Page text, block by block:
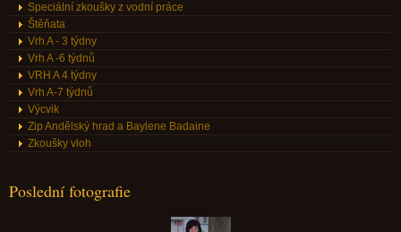
Speciální zkoušky z vodní práce
Štěňata
Vrh A - 3 týdny
Vrh A -6 týdnů
VRH A 4 týdny
Vrh A-7 týdnů
Výcvik
Zip Andělský hrad a Baylene Badaine
Zkoušky vloh
Poslední fotografie